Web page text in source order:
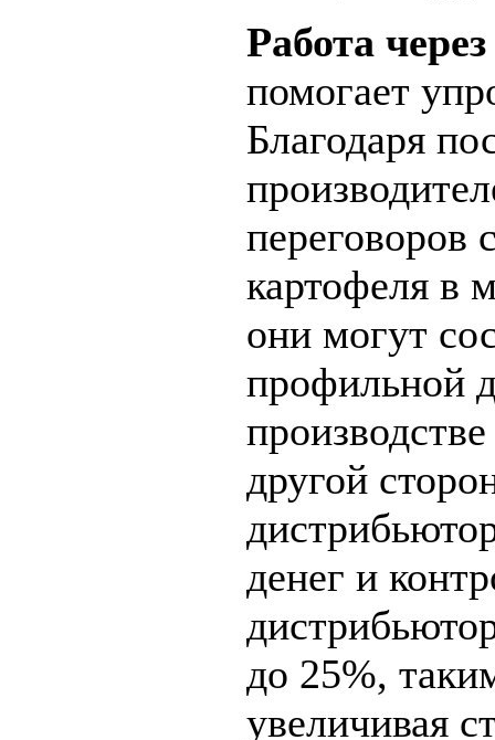
Работа
помогает
Благодаря
переговоров
картофеля в
они могут
профильной
другой
денег и
до 25%,
увеличивая